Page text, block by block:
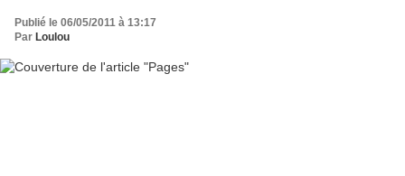
Publié le 06/05/2011 à 13:17
Par Loulou